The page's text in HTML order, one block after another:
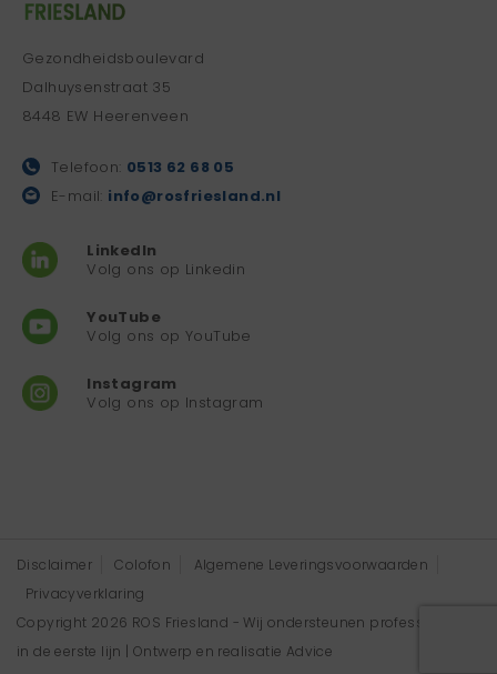
Gezondheidsboulevard
Dalhuysenstraat 35
8448 EW Heerenveen
Telefoon: 0513 62 68 05
E-mail: info@rosfriesland.nl
LinkedIn
Volg ons op Linkedin
YouTube
Volg ons op YouTube
Instagram
Volg ons op Instagram
Disclaimer Colofon
Algemene Leveringsvoorwaarden
Privacyverklaring
Copyright 2026 ROS Friesland - Wij ondersteunen professionals
in de eerste lijn | Ontwerp en realisatie Advice